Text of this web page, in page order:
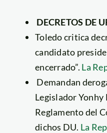
DECRETOS DE
Toledo critica
candidato
encerrado”. La
Demandan
Legislador Yonhy
Reglamento del
dichos DU. La